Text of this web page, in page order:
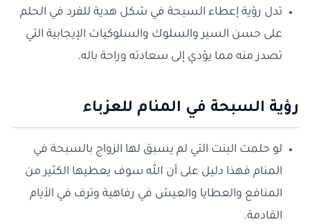
تدل رؤية إعطاء السبحة في شكل هدية للفرد في الحلم
على حسن السير والسلوك والسلوكيات الإيجابية التي
تصدر منه مما يؤدي إلى سعادته وراحة باله.
رؤية السبحة في المنام للعزباء
لو حلمت البنت التي لم يسبق لها الزواج بالسبحة في
المنام فهذا دليل على أن الله سوف يعطيها الكثير من
المنافع والعطايا والعيش في رفاهية وترف في الأيام
القادمة.